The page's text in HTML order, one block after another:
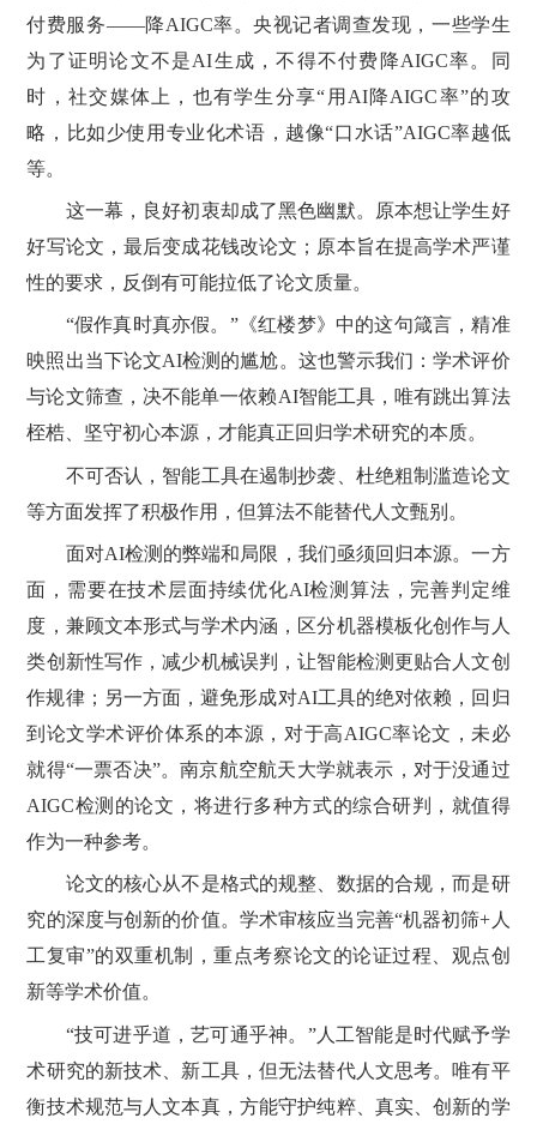
付费服务——降AIGC率。央视记者调查发现，一些学生
为了证明论文不是AI生成，不得不付费降AIGC率。同
时，社交媒体上，也有学生分享“用AI降AIGC率”的攻
略，比如少使用专业化术语，越像“口水话”AIGC率越低
等。
这一幕，良好初衷却成了黑色幽默。原本想让学生好
好写论文，最后变成花钱改论文；原本旨在提高学术严谨
性的要求，反倒有可能拉低了论文质量。
“假作真时真亦假。”《红楼梦》中的这句箴言，精准
映照出当下论文AI检测的尴尬。这也警示我们：学术评价
与论文筛查，决不能单一依赖AI智能工具，唯有跳出算法
桎梏、坚守初心本源，才能真正回归学术研究的本质。
不可否认，智能工具在遏制抄袭、杜绝粗制滥造论文
等方面发挥了积极作用，但算法不能替代人文甄别。
面对AI检测的弊端和局限，我们亟须回归本源。一方
面，需要在技术层面持续优化AI检测算法，完善判定维
度，兼顾文本形式与学术内涵，区分机器模板化创作与人
类创新性写作，减少机械误判，让智能检测更贴合人文创
作规律；另一方面，避免形成对AI工具的绝对依赖，回归
到论文学术评价体系的本源，对于高AIGC率论文，未必
就得“一票否决”。南京航空航天大学就表示，对于没通过
AIGC检测的论文，将进行多种方式的综合研判，就值得
作为一种参考。
论文的核心从不是格式的规整、数据的合规，而是研
究的深度与创新的价值。学术审核应当完善“机器初筛+人
工复审”的双重机制，重点考察论文的论证过程、观点创
新等学术价值。
“技可进乎道，艺可通乎神。”人工智能是时代赋予学
术研究的新技术、新工具，但无法替代人文思考。唯有平
衡技术规范与人文本真，方能守护纯粹、真实、创新的学